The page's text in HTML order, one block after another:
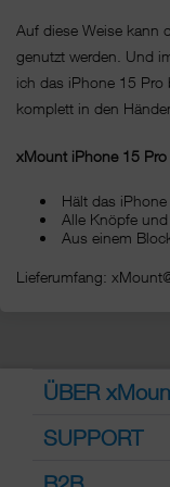
Auf diese Weise kann
genutzt werden. Und
ich das iPhone 15 Pro
komplett in den
xMount iPhone 15
Hält das
Alle Knöpfe
Aus einem
Lieferumfang:
ÜBER
SUPPORT